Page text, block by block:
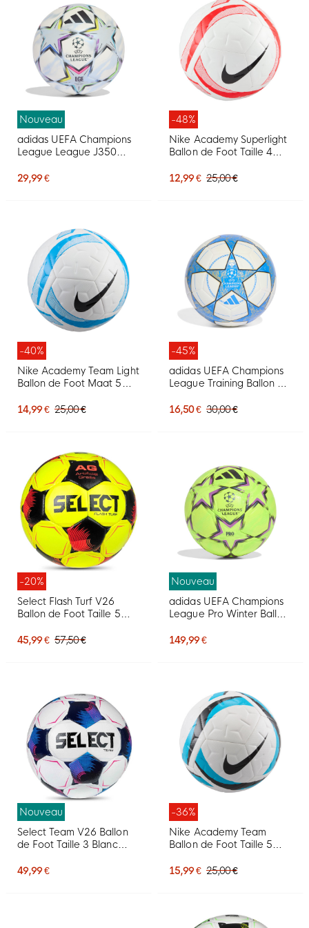
Nouveau
adidas UEFA Champions
League League J350
2026-2027 Blanc Noir
29,99 €
-48%
Nike Academy Superlight
Ballon de Foot Taille 4
12,99 € 25,00 €
-40%
Nike Academy Team Light
Ballon de Foot Maat 5
14,99 € 25,00 €
-45%
adidas UEFA Champions
League Training Ballon de
Bleu Doré
16,50 € 30,00 €
-20%
Select Flash Turf V26
Ballon de Foot Taille 5
45,99 € 57,50 €
Nouveau
adidas UEFA Champions
League Pro Winter Ballon
2027 Vert Lime Noir
149,99 €
Nouveau
Select Team V26 Ballon
de Foot Taille 3 Blanc
49,99 €
-36%
Nike Academy Team
Ballon de Foot Taille 5
15,99 € 25,00 €